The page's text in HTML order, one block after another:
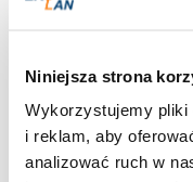
Niniejsza strona
Wykorzystujemy pliki
i reklam, aby
analizować ruch w